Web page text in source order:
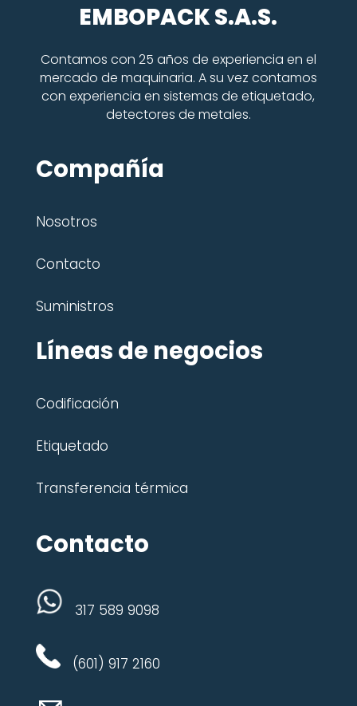
EMBOPACK S.A.S.
Contamos con 25 años de experiencia en el
mercado de maquinaria. A su vez contamos
con experiencia en sistemas de etiquetado,
detectores de metales.
Compañía
Nosotros
Contacto
Suministros
Líneas de negocios
Codificación
Etiquetado
Transferencia térmica
Contacto
317 589 9098
(601) 917 2160